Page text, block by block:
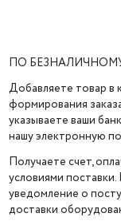
ПО
Добавляете товар в
формирования
указываете ваши
нашу электронную
Получаете счет,
условиями
уведомление о
доставки